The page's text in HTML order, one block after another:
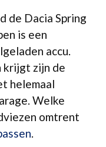
de Dacia Spring
is een
accu.
krijgt zijn de
helemaal
Welke
omtrent
.